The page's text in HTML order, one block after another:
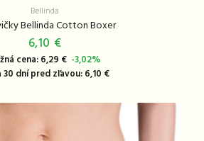
Bellinda
Bellinda Cotton Boxer
6,10 €
cena: 6,29 € -3,02%
30 dní pred zľavou: 6,10 €